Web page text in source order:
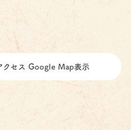
クセス Google Map表示